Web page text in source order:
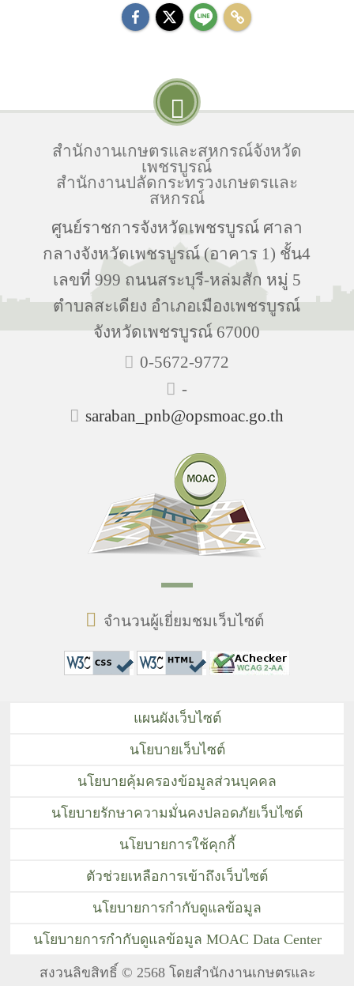
สำนักงานเกษตรและสหกรณ์จังหวัด
เพชรบูรณ์
สำนักงานปลัดกระทรวงเกษตรและ
สหกรณ์
ศูนย์ราชการจังหวัดเพชรบูรณ์ ศาลา
กลางจังหวัดเพชรบูรณ์ (อาคาร 1) ชั้น4
เลขที่ 999 ถนนสระบุรี-หล่มสัก หมู่ 5
ตำบลสะเดียง อำเภอเมืองเพชรบูรณ์
จังหวัดเพชรบูรณ์ 67000
0-5672-9772
-
saraban_pnb@opsmoac.go.th
จำนวนผู้เยี่ยมชมเว็บไซต์
สงวนลิขสิทธิ์ © 2568 โดยสำนักงานเกษตรและ
แผนผังเว็บไซต์
นโยบายเว็บไซต์
นโยบายคุ้มครองข้อมูลส่วนบุคคล
นโยบายรักษาความมั่นคงปลอดภัยเว็บไซต์
นโยบายการใช้คุกกี้
ตัวช่วยเหลือการเข้าถึงเว็บไซต์
นโยบายการกำกับดูแลข้อมูล
นโยบายการกำกับดูแลข้อมูล MOAC Data Center